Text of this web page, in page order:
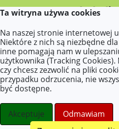
62-510
E-mail:
Ta witryna używa cookies
Na naszej stronie internetowej
Niektóre z nich są niezbędne
inne pomagają nam w
użytkownika (Tracking Cookies).
czy chcesz zezwolić na pliki
przypadku odrzucenia, nie
być dostępne.
Akceptuje Odmawiam